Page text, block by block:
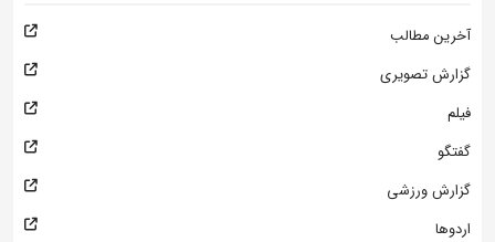
آخرین مطالب
گزارش تصویری
فیلم
گفتگو
گزارش ورزشی
اردوها